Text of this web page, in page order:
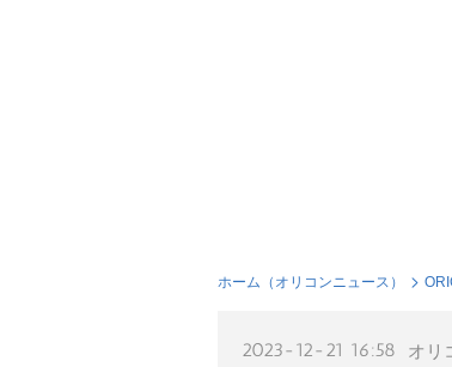
ホーム（オリコンニュース）
2023-12-21 16:58 オリ